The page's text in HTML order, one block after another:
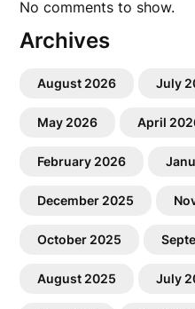
No comments to show.
Archives
August 2026 July
May 2026 April
February 2026
December 2025
October 2025
August 2025 July